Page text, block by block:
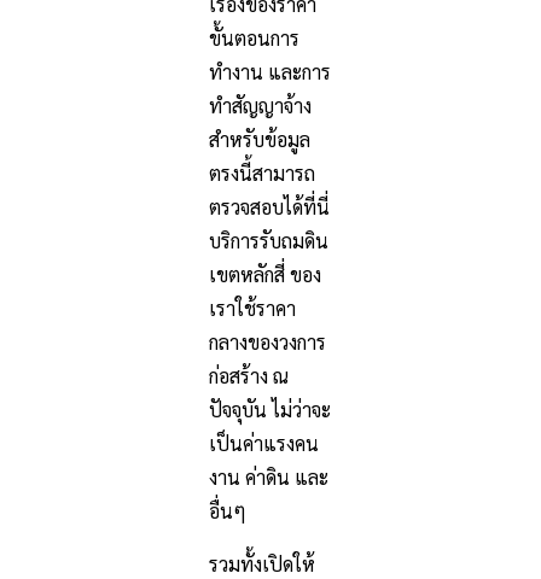
ขั้นตอนการ
ทำงาน และการ
ทำสัญญาจ้าง
สำหรับข้อมูล
ตรงนี้สามารถ
ตรวจสอบได้ที่นี่
บริการรับถมดิน
เขตหลักสี่ ของ
เราใช้ราคา
กลางของวงการ
ก่อสร้าง ณ
ปัจจุบัน ไม่ว่าจะ
เป็นค่าแรงคน
งาน ค่าดิน และ
อื่นๆ
รวมทั้งเปิดให้